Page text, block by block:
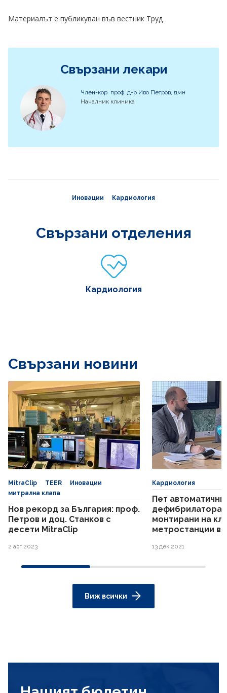
Материалът е публикуван във вестник Труд
Свързани лекари
Член-кор. проф. д-р Иво Петров, дмн
Началник клиника
Иновации Кардиология
Свързани отделения
Кардиология
Свързани новини
MitraClip TEER
Иновации
митрална клапа
Нов рекорд за България: проф.
Петров и доц. Станков с
десети MitraClip
2 авг 2023
Кардиология
Пет автоматични
дефибрилатора
монтирани на
метростанции в
13 дек 2021
Виж всички